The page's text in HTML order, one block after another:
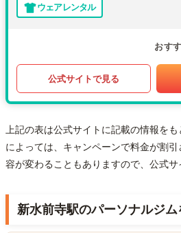
ウェアレンタル
おす
公式サイトで見る
上記の表は公式サイトに記載の情報を
によっては、キャンペーンで料金が割
容が変わることもありますので、公式サ
新水前寺駅のパーソナルジ